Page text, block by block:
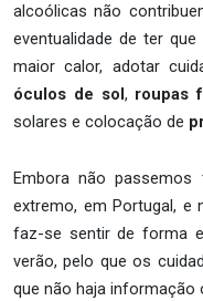
alcoólicas não
eventualidade de ter
maior calor, adotar
óculos de sol, roupas
solares e colocação de
Embora não
extremo, em Portugal, e
faz-se sentir de forma
verão, pelo que os
que não haja informação